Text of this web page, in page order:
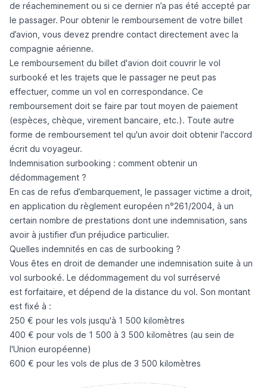
de réacheminement ou si ce dernier n’a pas été accepté par
le passager. Pour obtenir le remboursement de votre billet
d’avion, vous devez prendre contact directement avec la
compagnie aérienne.
Le remboursement du billet d'avion doit couvrir le vol
surbooké et les trajets que le passager ne peut pas
effectuer, comme un vol en correspondance. Ce
remboursement doit se faire par tout moyen de paiement
(espèces, chèque, virement bancaire, etc.). Toute autre
forme de remboursement tel qu'un avoir doit obtenir l'accord
écrit du voyageur.
Indemnisation surbooking : comment obtenir un
dédommagement ?
En cas de refus d’embarquement, le passager victime a droit,
en application du règlement européen n°261/2004, à un
certain nombre de prestations dont une indemnisation, sans
avoir à justifier d’un préjudice particulier.
Quelles indemnités en cas de surbooking ?
Vous êtes en droit de demander une indemnisation suite à un
vol surbooké. Le dédommagement du vol surréservé
est forfaitaire , et dépend de la distance du vol. Son montant
est fixé à :
250 € pour les vols jusqu'à 1 500 kilomètres
400 € pour vols de 1 500 à 3 500 kilomètres (au sein de
l'Union européenne)
600 € pour les vols de plus de 3 500 kilomètres